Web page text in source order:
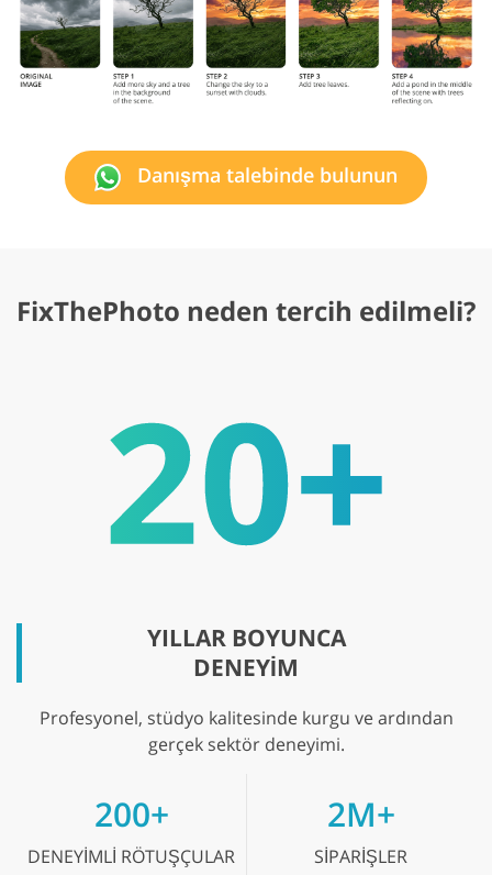
Danışma talebinde bulunun
FixThePhoto neden tercih edilmeli?
YILLAR BOYUNCA
DENEYİM
Profesyonel, stüdyo kalitesinde kurgu ve ardından
gerçek sektör deneyimi.
200+
DENEYIMLI RÖTUŞÇULAR
2M+
SIPARIŞLER